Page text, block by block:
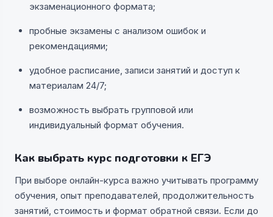
экзаменационного формата;
пробные экзамены с анализом ошибок и
рекомендациями;
удобное расписание, записи занятий и доступ к
материалам 24/7;
возможность выбрать групповой или
индивидуальный формат обучения.
Как выбрать курс подготовки к ЕГЭ
При выборе онлайн-курса важно учитывать программу
обучения, опыт преподавателей, продолжительность
занятий, стоимость и формат обратной связи. Если до